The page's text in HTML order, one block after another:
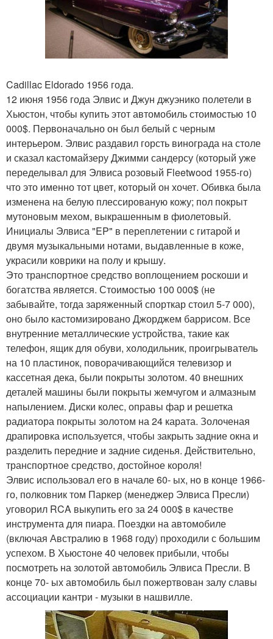
Cadillac Eldorado 1956 года.
12 июня 1956 года Элвис и Джун джуэнико полетели в
Хьюстон, чтобы купить этот автомобиль стоимостью 10
000$. Первоначально он был белый с черным
интерьером. Элвис раздавил горсть винограда на столе
и сказал кастомайзеру Джимми сандерсу (который уже
переделывал для Элвиса розовый Fleetwood 1955-го)
что это именно тот цвет, который он хочет. Обивка была
изменена на белую плессированую кожу; пол покрыт
мутоновым мехом, выкрашенным в фиолетовый.
Инициалы Элвиса "EP" в переплетении с гитарой и
двумя музыкальными нотами, выдавленные в коже,
украсили коврики на полу и крышу.
Это транспортное средство воплощением роскоши и
богатства является. Стоимостью 100 000$ (не
забывайте, тогда заряженный спорткар стоил 5-7 000),
оно было кастомизировано Джорджем баррисом. Все
внутренние металлические устройства, такие как
телефон, ящик для обуви, холодильник, проигрыватель
на 10 пластинок, поворачивающийся телевизор и
кассетная дека, были покрыты золотом. 40 внешних
деталей машины были покрыты жемчугом и алмазным
напылением. Диски колес, оправы фар и решетка
радиатора покрыты золотом на 24 карата. Золоченая
драпировка используется, чтобы закрыть задние окна и
разделить передние и задние сиденья. Действительно,
транспортное средство, достойное короля!
Элвис использовал его в начале 60- ых, но в конце 1966-
го, полковник том Паркер (менеджер Элвиса Пресли)
уговорил RCA выкупить его за 24 000$ в качестве
инструмента для пиара. Поездки на автомобиле
(включая Австралию в 1968 году) проходили с большим
успехом. В Хьюстоне 40 человек прибыли, чтобы
посмотреть на золотой автомобиль Элвиса Пресли. В
конце 70- ых автомобиль был пожертвован залу славы
ассоциации кантри - музыки в нашвилле.